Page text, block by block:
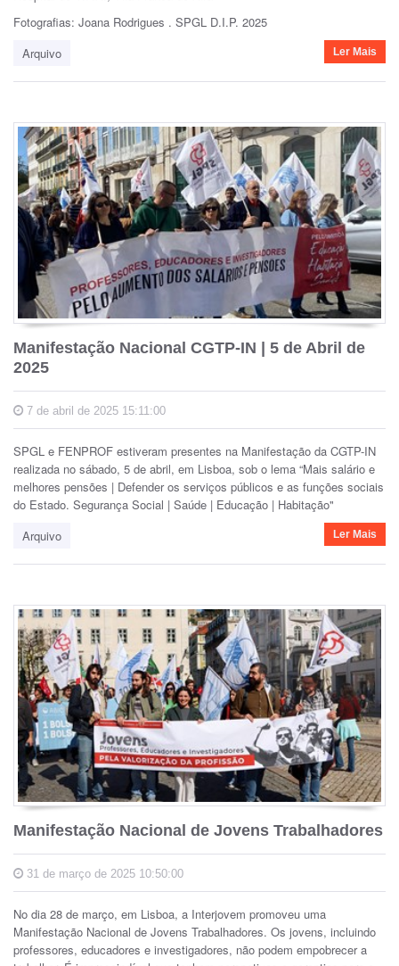
Fotografias: Joana Rodrigues . SPGL D.I.P. 2025
Arquivo
Ler Mais
Manifestação Nacional CGTP-IN | 5 de Abril de
2025
7 de abril de 2025 15:11:00
SPGL e FENPROF estiveram presentes na Manifestação da CGTP-IN
realizada no sábado, 5 de abril, em Lisboa, sob o lema “Mais salário e
melhores pensões | Defender os serviços públicos e as funções sociais
do Estado. Segurança Social | Saúde | Educação | Habitação"
Arquivo
Ler Mais
Manifestação Nacional de Jovens Trabalhadores
31 de março de 2025 10:50:00
No dia 28 de março, em Lisboa, a Interjovem promoveu uma
Manifestação Nacional de Jovens Trabalhadores. Os jovens, incluindo
professores, educadores e investigadores, não podem empobrecer a